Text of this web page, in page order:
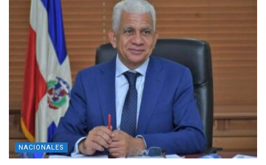
NACIONALES